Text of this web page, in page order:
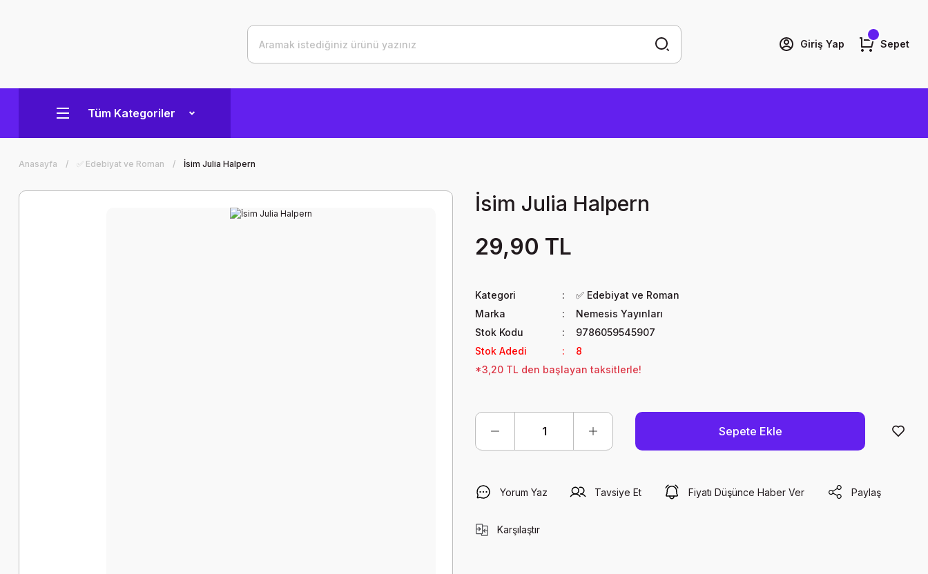
Giriş Yap Sepet
Tüm Kategoriler
Anasayfa ✅ Edebiyat ve Roman İsim Julia Halpern
İsim Julia Halpern
29,90 TL
Kategori
✅ Edebiyat ve Roman
Marka
Nemesis Yayınları
Stok Kodu
9786059545907
Stok Adedi
8
*3,20 TL den başlayan taksitlerle!
Sepete Ekle
Yorum Yaz Tavsiye Et Fiyatı Düşünce Haber Ver Paylaş
Karşılaştır